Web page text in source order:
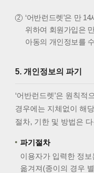
‘어반런드렛’은 만
위하여 회원가입은
아동의 개인정보를
5. 개인정보의 파기
‘어반런드렛’은 원칙
경우에는 지체없이 해
절차, 기한 및 방법은
파기절차
이용자가 입력한 정
옮겨져(종이의 경우